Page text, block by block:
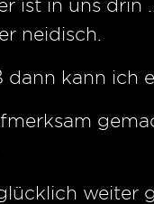
ist in uns
neidisch.
kann ich
weiter